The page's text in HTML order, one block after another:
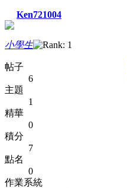
Ken721004
小學生
帖子
6
主題
1
精華
0
積分
7
點名
0
作業系統